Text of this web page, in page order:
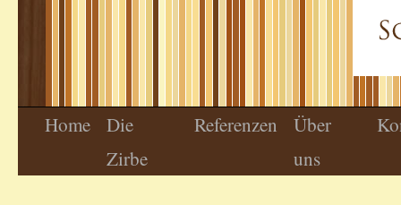
Home
Die
Zirbe
Referenzen
Über
uns